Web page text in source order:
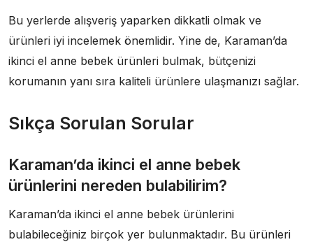
Bu yerlerde alışveriş yaparken dikkatli olmak ve
ürünleri iyi incelemek önemlidir. Yine de, Karaman’da
ikinci el anne bebek ürünleri bulmak, bütçenizi
korumanın yanı sıra kaliteli ürünlere ulaşmanızı sağlar.
Sıkça Sorulan Sorular
Karaman’da ikinci el anne bebek
ürünlerini nereden bulabilirim?
Karaman’da ikinci el anne bebek ürünlerini
bulabileceğiniz birçok yer bulunmaktadır. Bu ürünleri